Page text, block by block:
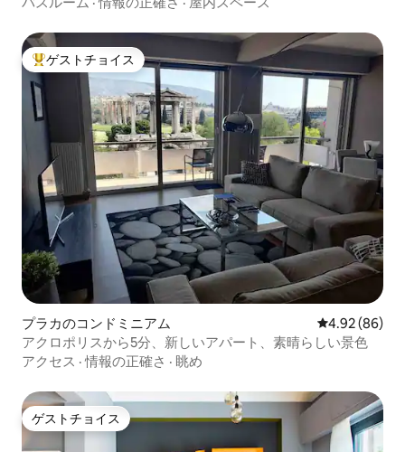
大好評のゲストチョイスです。
ゲストチョイス
プラカのコンドミニアム レビュー86
4.92 (86)
アクロポリスから5分、新しいアパート、素晴らしい景色
アクセス ·情報の正確さ · 眺め
ゲストチョイス
ゲストチョイス